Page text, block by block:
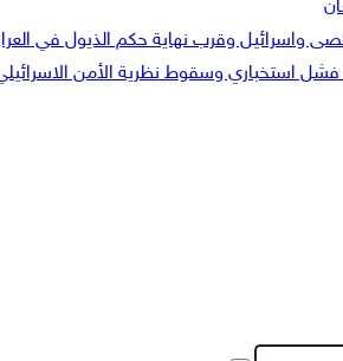
واسرائيل وقرب نهاية حكم الذيول في
استخباري وسقوط نظرية الأمن